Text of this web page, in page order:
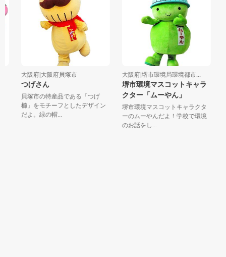
大阪府|大阪府貝塚市
つげさん
貝塚市の特産品である「つげ
櫛」をモチーフとしたデザイン
だよ。緑の帽...
大阪府|堺市環境局環境都市...
堺市環境マスコットキャラ
クター「ムーやん」
堺市環境マスコットキャラクタ
ーのムーやんだよ！学校で環境
のお話をし...